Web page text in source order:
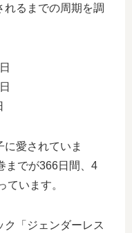
れるまでの周期を調
愛されていま
までが366日間、4
ています。
ク「ジェンダーレス